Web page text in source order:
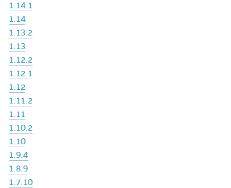
1.14.1
1.14
1.13.2
1.13
1.12.2
1.12.1
1.12
1.11.2
1.11
1.10.2
1.10
1.9.4
1.8.9
1.7.10